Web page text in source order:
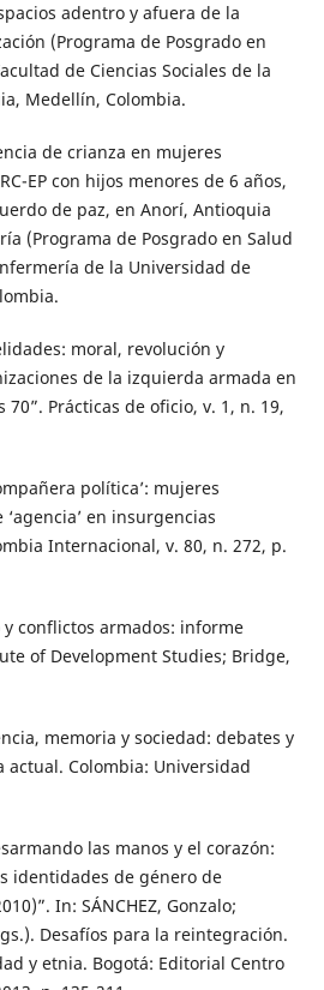
adentro y afuera de la
(Programa de Posgrado en
de Ciencias Sociales de la
Medellín, Colombia.
de crianza en mujeres
EP con hijos menores de 6 años,
de paz, en Anorí, Antioquia
(Programa de Posgrado en Salud
de la Universidad de
moral, revolución y
de la izquierda armada en
Prácticas de oficio, v. 1, n. 19,
política’: mujeres
en insurgencias
Internacional, v. 80, n. 272, p.
y conflictos armados: informe
of Development Studies; Bridge,
memoria y sociedad: debates y
actual. Colombia: Universidad
las manos y el corazón:
identidades de género de
In: SÁNCHEZ, Gonzalo;
Desafíos para la reintegración.
y etnia. Bogotá: Editorial Centro